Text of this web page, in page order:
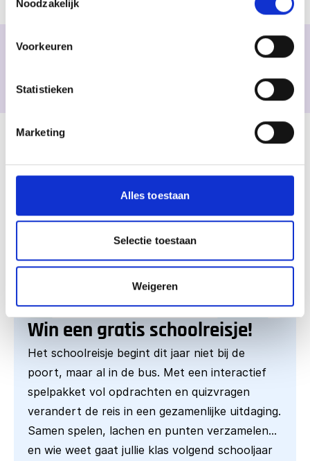
Noodzakelijk
Voorkeuren
Statistieken
Marketing
Alles toestaan
Selectie toestaan
Weigeren
Familiepark Drievliet!
Wordt dit jullie Schoolreisje?
Win een gratis schoolreisje!
Het schoolreisje begint dit jaar niet bij de
poort, maar al in de bus. Met een interactief
spelpakket vol opdrachten en quizvragen
verandert de reis in een gezamenlijke uitdaging.
Samen spelen, lachen en punten verzamelen…
en wie weet gaat jullie klas volgend schooljaar